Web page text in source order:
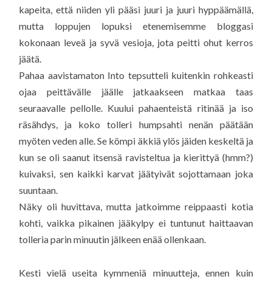
kapeita, että niiden yli pääsi juuri ja juuri hyppäämällä,
mutta loppujen lopuksi etenemisemme bloggasi
kokonaan leveä ja syvä vesioja, jota peitti ohut kerros
jäätä.
Pahaa aavistamaton Into tepsutteli kuitenkin rohkeasti
ojaa peittävälle jäälle jatkaakseen matkaa taas
seuraavalle pellolle. Kuului pahaenteistä ritinää ja iso
räsähdys, ja koko tolleri humpsahti nenän päätään
myöten veden alle. Se kömpi äkkiä ylös jäiden keskeltä ja
kun se oli saanut itsensä ravisteltua ja kierittyä (hmm?)
kuivaksi, sen kaikki karvat jäätyivät sojottamaan joka
suuntaan.
Näky oli huvittava, mutta jatkoimme reippaasti kotia
kohti, vaikka pikainen jääkylpy ei tuntunut haittaavan
tolleria parin minuutin jälkeen enää ollenkaan.
Kesti vielä useita kymmeniä minuutteja, ennen kuin